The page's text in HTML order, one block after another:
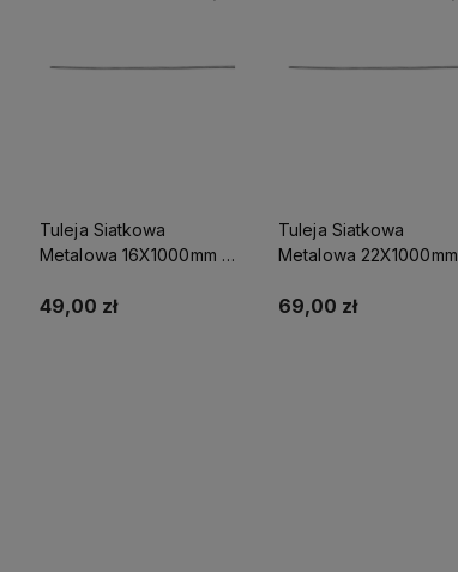
Tuleja Siatkowa
Metalowa 16X1000mm S-
49,00 zł
Tuleja Siatkowa
Metalowa 22X1000mm
69,00 zł